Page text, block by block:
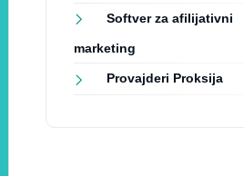
Softver za afilijativni
marketing
Provajderi Proksija